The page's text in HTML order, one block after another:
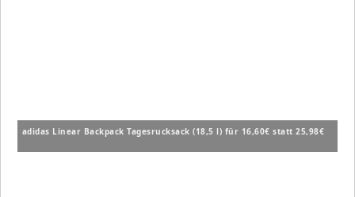
adidas Linear Backpack Tagesrucksack (18,5 l) für 16,60€ statt 25,98€